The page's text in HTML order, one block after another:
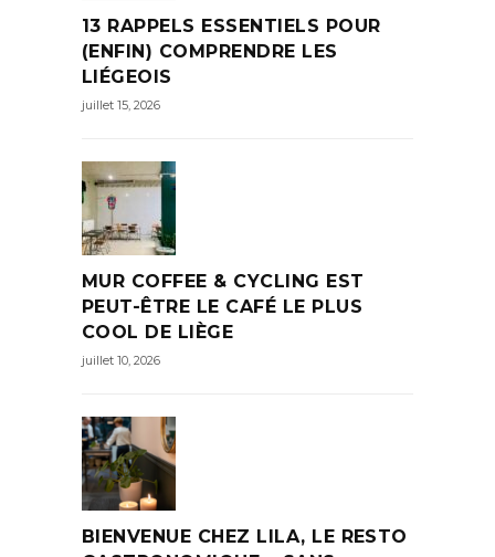
13 RAPPELS ESSENTIELS POUR
(ENFIN) COMPRENDRE LES
LIÉGEOIS
juillet 15, 2026
MUR COFFEE & CYCLING EST
PEUT-ÊTRE LE CAFÉ LE PLUS
COOL DE LIÈGE
juillet 10, 2026
BIENVENUE CHEZ LILA, LE RESTO